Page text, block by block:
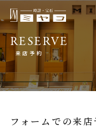
RESERVE
来店予約
フォームでの来店